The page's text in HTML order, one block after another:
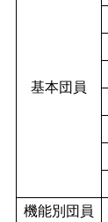
基本団員
機能別団員